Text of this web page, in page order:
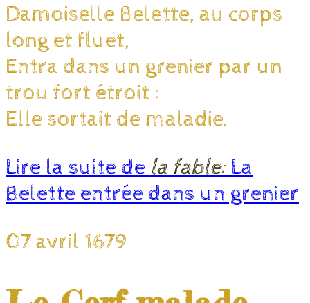
Damoiselle Belette, au corps
long et fluet,
Entra dans un grenier par un
trou fort étroit :
Elle sortait de maladie.
Lire la suite de la fable: La
Belette entrée dans un grenier
07 avril 1679